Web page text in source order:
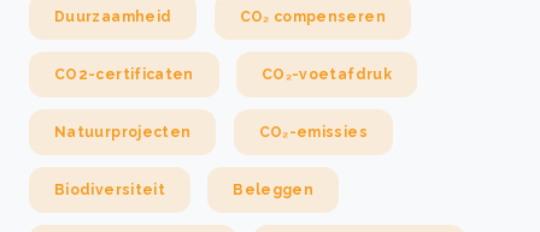
Duurzaamheid CO₂ compenseren
CO2-certificaten CO₂-voetafdruk
Natuurprojecten CO₂-emissies
Biodiversiteit Beleggen